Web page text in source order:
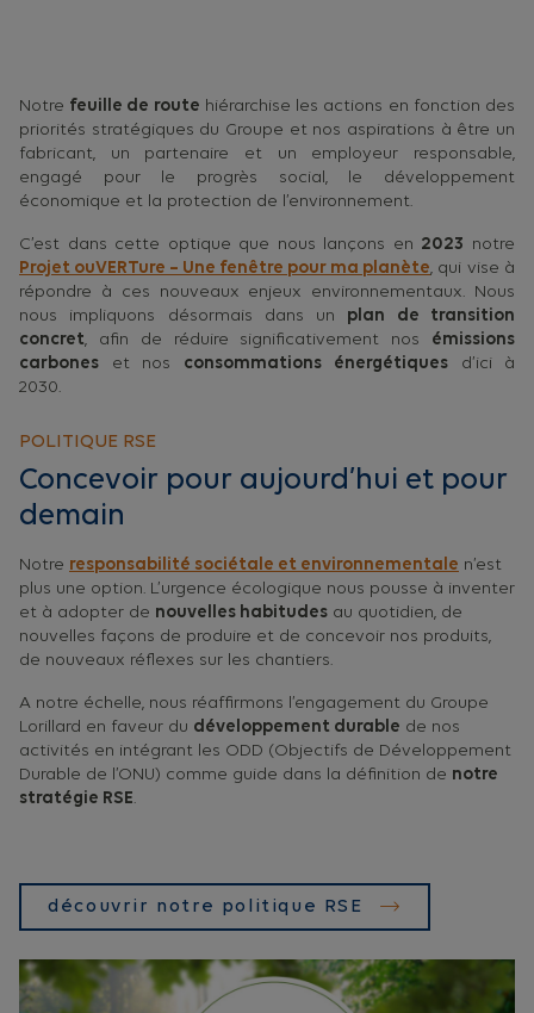
Notre feuille de route hiérarchise les actions en fonction des
priorités stratégiques du Groupe et nos aspirations à être un
fabricant, un partenaire et un employeur responsable,
engagé pour le progrès social, le développement
économique et la protection de l’environnement.
C’est dans cette optique que nous lançons en 2023 notre
Projet ouVERTure – Une fenêtre pour ma planète, qui vise à
répondre à ces nouveaux enjeux environnementaux. Nous
nous impliquons désormais dans un plan de transition
concret, afin de réduire significativement nos émissions
carbones et nos consommations énergétiques d’ici à
2030.
POLITIQUE RSE
Concevoir pour aujourd’hui et pour
demain
Notre responsabilité sociétale et environnementale n’est
plus une option. L’urgence écologique nous pousse à inventer
et à adopter de nouvelles habitudes au quotidien, de
nouvelles façons de produire et de concevoir nos produits,
de nouveaux réflexes sur les chantiers.
A notre échelle, nous réaffirmons l’engagement du Groupe
Lorillard en faveur du développement durable de nos
activités en intégrant les ODD (Objectifs de Développement
Durable de l’ONU) comme guide dans la définition de notre
stratégie RSE.
découvrir notre politique RSE